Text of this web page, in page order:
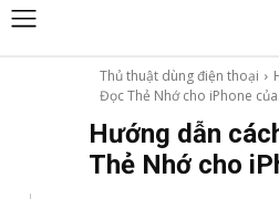
Thủ thuật dùng điện thoại
Đọc Thẻ Nhớ cho iPhone
Hướng dẫn
Thẻ Nhớ cho